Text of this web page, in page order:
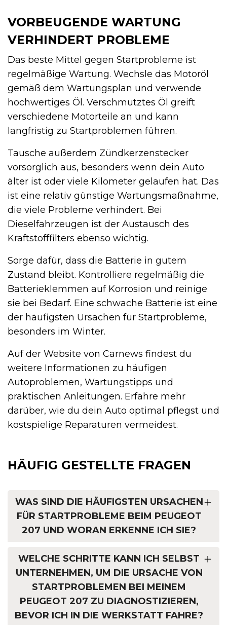
VORBEUGENDE WARTUNG
VERHINDERT PROBLEME
Das beste Mittel gegen Startprobleme ist
regelmäßige Wartung. Wechsle das Motoröl
gemäß dem Wartungsplan und verwende
hochwertiges Öl. Verschmutztes Öl greift
verschiedene Motorteile an und kann
langfristig zu Startproblemen führen.
Tausche außerdem Zündkerzenstecker
vorsorglich aus, besonders wenn dein Auto
älter ist oder viele Kilometer gelaufen hat. Das
ist eine relativ günstige Wartungsmaßnahme,
die viele Probleme verhindert. Bei
Dieselfahrzeugen ist der Austausch des
Kraftstofffilters ebenso wichtig.
Sorge dafür, dass die Batterie in gutem
Zustand bleibt. Kontrolliere regelmäßig die
Batterieklemmen auf Korrosion und reinige
sie bei Bedarf. Eine schwache Batterie ist eine
der häufigsten Ursachen für Startprobleme,
besonders im Winter.
Auf der Website von Carnews findest du
weitere Informationen zu häufigen
Autoproblemen, Wartungstipps und
praktischen Anleitungen. Erfahre mehr
darüber, wie du dein Auto optimal pflegst und
kostspielige Reparaturen vermeidest.
HÄUFIG GESTELLTE FRAGEN
WAS SIND DIE HÄUFIGSTEN URSACHEN
FÜR STARTPROBLEME BEIM PEUGEOT
207 UND WORAN ERKENNE ICH SIE?
WELCHE SCHRITTE KANN ICH SELBST
UNTERNEHMEN, UM DIE URSACHE VON
STARTPROBLEMEN BEI MEINEM
PEUGEOT 207 ZU DIAGNOSTIZIEREN,
BEVOR ICH IN DIE WERKSTATT FAHRE?